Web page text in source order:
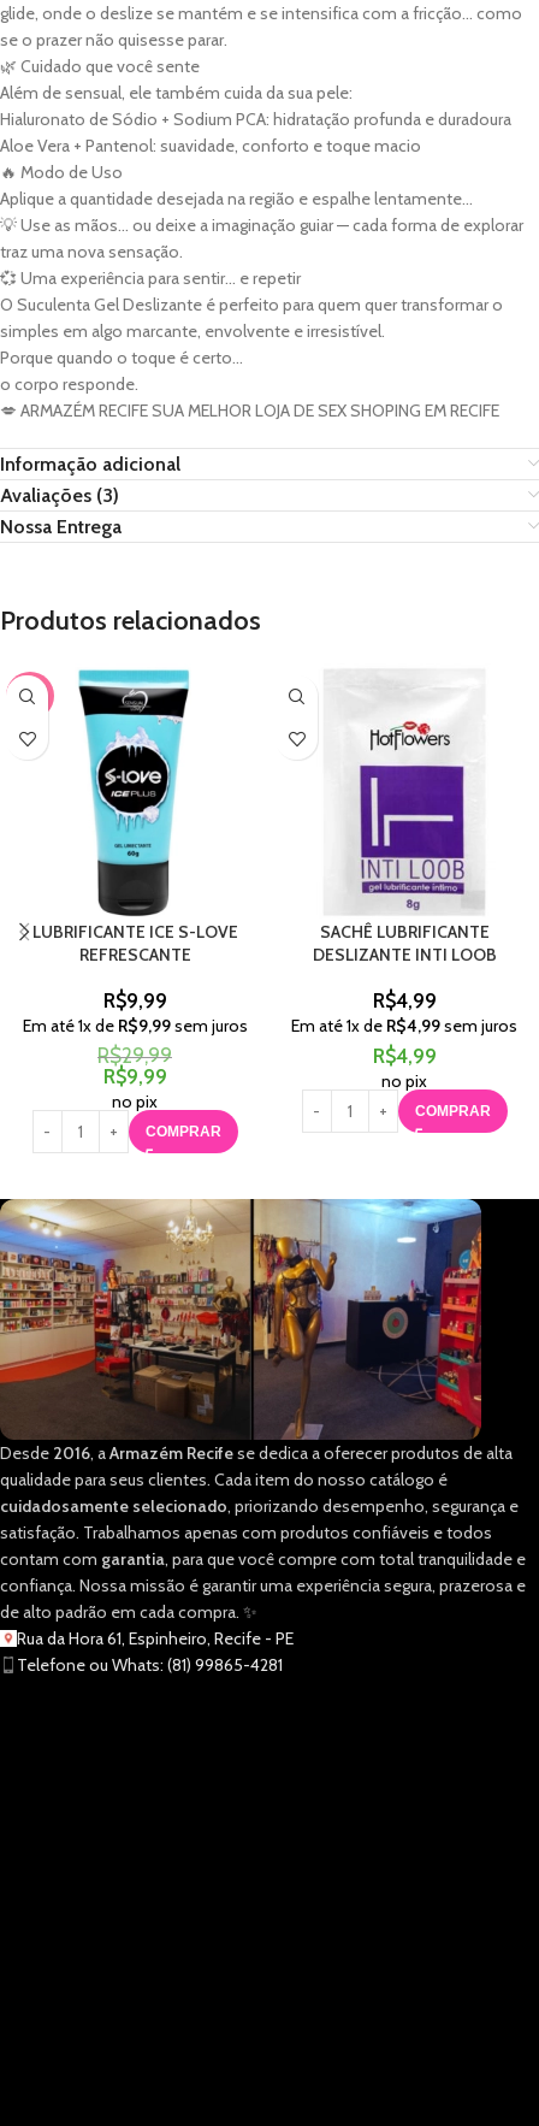
glide, onde o deslize se mantém e se intensifica com a fricção… como
se o prazer não quisesse parar.
🌿 Cuidado que você sente
Além de sensual, ele também cuida da sua pele:
Hialuronato de Sódio + Sodium PCA: hidratação profunda e duradoura
Aloe Vera + Pantenol: suavidade, conforto e toque macio
🔥 Modo de Uso
Aplique a quantidade desejada na região e espalhe lentamente…
💡 Use as mãos… ou deixe a imaginação guiar — cada forma de explorar
traz uma nova sensação.
💞 Uma experiência para sentir… e repetir
O Suculenta Gel Deslizante é perfeito para quem quer transformar o
simples em algo marcante, envolvente e irresistível.
Porque quando o toque é certo…
o corpo responde.
💋 ARMAZÉM RECIFE SUA MELHOR LOJA DE SEX SHOPING EM RECIFE
Informação adicional
Avaliações (3)
Nossa Entrega
Produtos relacionados
-67%
LUBRIFICANTE ICE S-LOVE
REFRESCANTE
R$9,99
Em até1x de R$9,99sem juros
R$29,99
R$9,99
no pix
COMPRAR
SACHÊ LUBRIFICANTE
DESLIZANTE INTI LOOB
R$4,99
Em até1x de R$4,99sem juros
R$4,99
no pix
COMPRAR
Desde 2016, aArmazém Recifese dedica a oferecer produtos de alta
qualidade para seus clientes. Cada item do nosso catálogo é
cuidadosamente selecionado, priorizando desempenho, segurança e
satisfação. Trabalhamos apenas com produtos confiáveis e todos
contam com garantia, para que você compre com total tranquilidade e
confiança. Nossa missão é garantir uma experiência segura, prazerosa e
de alto padrão em cada compra. ✨
Rua da Hora 61, Espinheiro, Recife - PE
Telefone ou Whats: (81) 99865-4281